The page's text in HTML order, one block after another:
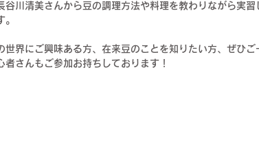
谷川清美さんから豆の調理方法や料理を教わりながら実
世界にご興味ある方、在来豆のことを知りたい方、ぜひご
者さんもご参加お持ちしております！